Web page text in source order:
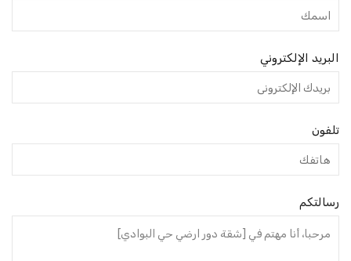
البريد الإلكتروني
تلفون
رسالتكم